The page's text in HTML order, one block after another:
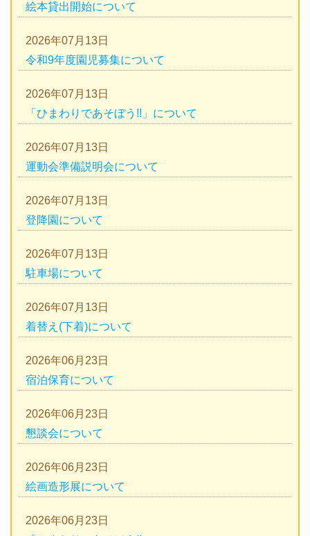
絵本貸出開始について
2026年07月13日
令和9年度園児募集について
2026年07月13日
「ひまわりであそぼう!!」について
2026年07月13日
運動会準備説明会について
2026年07月13日
登降園について
2026年07月13日
駐車場について
2026年07月13日
着替え(下着)について
2026年06月23日
宿泊保育について
2026年06月23日
懇談会について
2026年06月23日
絵画造形展について
2026年06月23日